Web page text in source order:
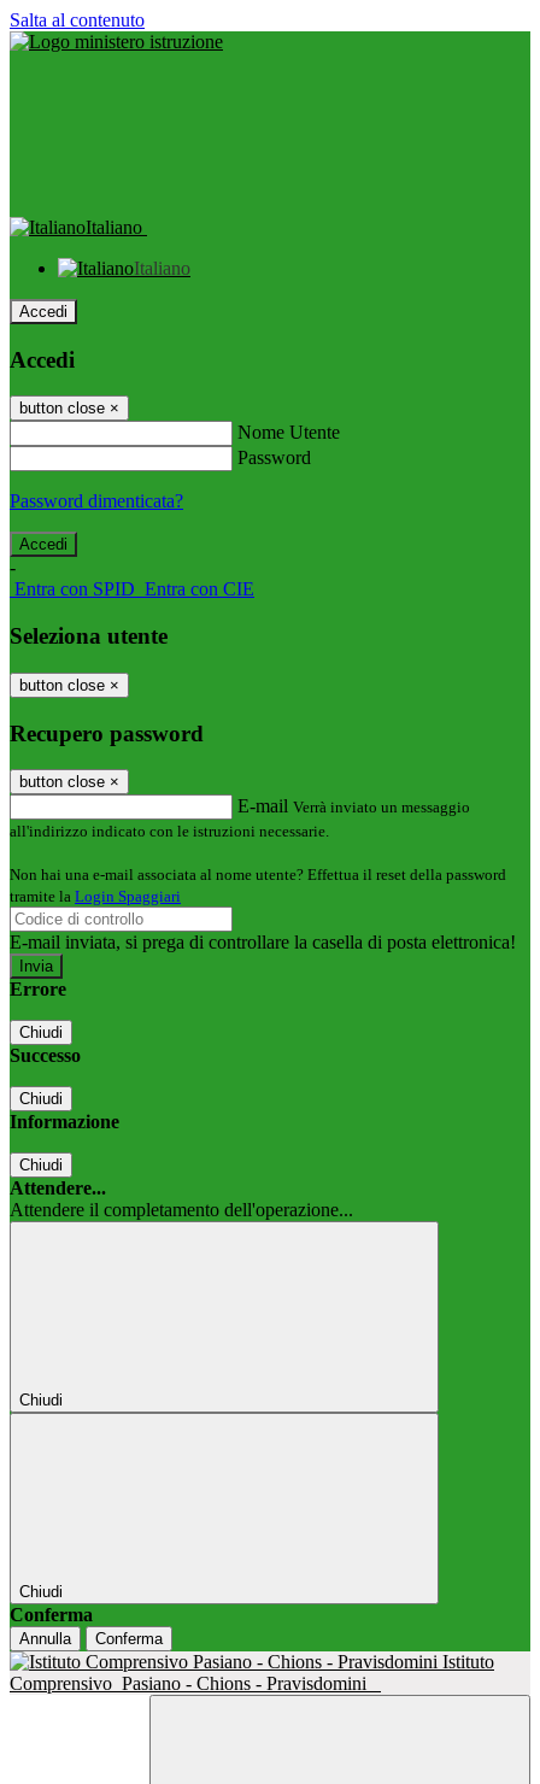
Salta al contenuto
Italiano
Italiano
Accedi
Accedi
button close ×
Nome Utente
Password
Password dimenticata?
-
Entra con SPID Entra con CIE
Seleziona utente
button close ×
Recupero password
button close ×
E-mail Verrà inviato un messaggio
all'indirizzo indicato con le istruzioni necessarie.
Non hai una e-mail associata al nome utente? Effettua il reset della password
tramite la Login Spaggiari
E-mail inviata, si prega di controllare la casella di posta elettronica!
Errore
Chiudi
Successo
Chiudi
Informazione
Chiudi
Attendere...
Attendere il completamento dell'operazione...
Chiudi
Chiudi
Conferma
Annulla Conferma
Istituto
Comprensivo Pasiano - Chions - Pravisdomini